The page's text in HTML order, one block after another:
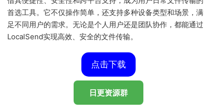
首选工具。它不仅操作简单，还支持多种设备类型和场景，满
足不同用户的需求。无论是个人用户还是团队协作，都能通过
LocalSend实现高效、安全的文件传输。
点击下载
日更资源群